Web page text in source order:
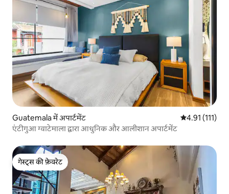
Guatemala में अपार्टमेंट औसत रेटिंग 5 में
4.91 (111)
एंटीगुआ ग्वाटेमाला द्वारा आधुनिक और आलीशान अपार्टमेंट
गेस्ट्स की फ़ेवरेट
गेस्ट्स की फ़ेवरेट